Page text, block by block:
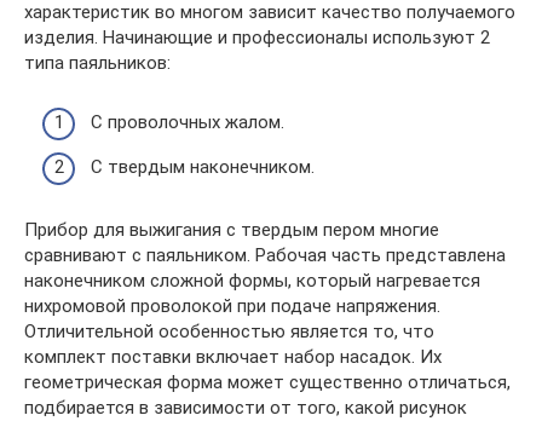
характеристик во многом зависит качество получаемого
изделия. Начинающие и профессионалы используют 2
типа паяльников:
С проволочных жалом.
С твердым наконечником.
Прибор для выжигания с твердым пером многие
сравнивают с паяльником. Рабочая часть представлена
наконечником сложной формы, который нагревается
нихромовой проволокой при подаче напряжения.
Отличительной особенностью является то, что
комплект поставки включает набор насадок. Их
геометрическая форма может существенно отличаться,
подбирается в зависимости от того, какой рисунок